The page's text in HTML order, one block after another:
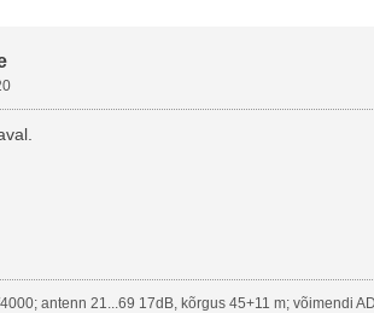
antenn 21...69 17dB, kõrgus 45+11 m; võimendi